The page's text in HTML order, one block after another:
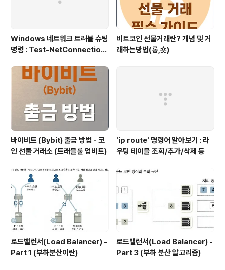
Windows 네트워크 트러블 슈팅
명령 : Test-NetConnection
비트코인 선물거래란? 개념 및 거
래하는방법(롱,숏)
바이비트 (Bybit) 출금 방법 - 코
인 선물 거래소 (트래블룰 업비트)
'ip route' 명령어 알아보기 : 라
우팅 테이블 조회/추가/삭제 등
로드밸런서(Load Balancer) -
Part 1 (부하분산이란)
로드밸런서(Load Balancer) -
Part 3 (부하 분산 알고리즘)